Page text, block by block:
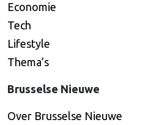
Economie
Tech
Lifestyle
Thema’s
Brusselse Nieuwe
Over Brusselse Nieuwe